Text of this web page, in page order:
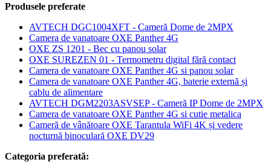
Produsele preferate
AVTECH DGC1004XFT - Cameră Dome de 2MPX
Camera de vanatoare OXE Panther 4G
OXE ZS 1201 - Bec cu panou solar
OXE SUREZEN 01 - Termometru digital fără contact
Camera de vanatoare OXE Panther 4G si panou solar
Camera de vanatoare OXE Panther 4G, baterie externă și
cablu de alimentare
AVTECH DGM2203ASVSEP - Cameră IP Dome de 2MPX
Camera de vanatoare OXE Panther 4G si cutie metalica
Cameră de vânătoare OXE Tarantula WiFi 4K și vedere
nocturnă binoculară OXE DV29
Categoria preferată: